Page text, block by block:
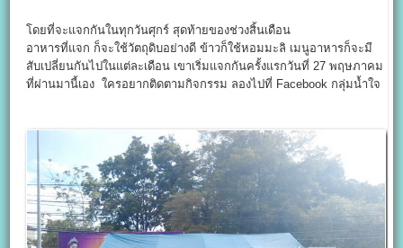
โดยที่จะแจกกันในทุกวันศุกร์ สุดท้ายของช่วงสิ้นเดือน
อาหารที่แจก ก็จะใช้วัตถุดิบอย่างดี ข้าวก็ใช้หอมมะลิ เมนูอาหารก็จะมี
สับเปลี่ยนกันไปในแต่ละเดือน เขาเริ่มแจกกันครั้งแรกวันที่ 27 พฤษภาคม
ที่ผ่านมานี้เอง ใครอยากติดตามกิจกรรม ลองไปที่ Facebook กลุ่มน้ำใจ